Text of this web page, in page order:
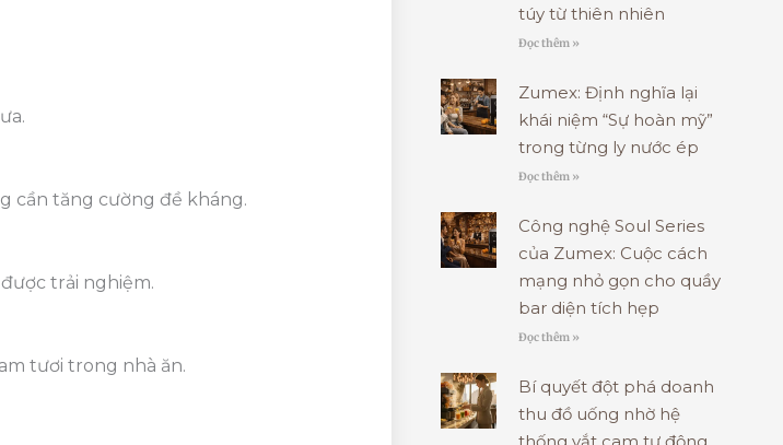
cần tăng cường đề kháng.
trải nghiệm.
tươi trong nhà ăn.
túy từ thiên nhiên
Đọc thêm »
Zumex: Định nghĩa lại
khái niệm “Sự hoàn mỹ”
trong từng ly nước ép
Đọc thêm »
Công nghệ Soul Series
của Zumex: Cuộc cách
mạng nhỏ gọn cho quầy
bar diện tích hẹp
Đọc thêm »
Bí quyết đột phá doanh
thu đồ uống nhờ hệ
thống vắt cam tự động